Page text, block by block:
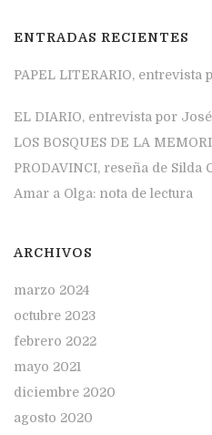
ENTRADAS RECIENTES
PAPEL LITERARIO, entrevista
EL DIARIO, entrevista por
LOS BOSQUES DE LA
PRODAVINCI, reseña de Silda
Amar a Olga: nota de lectura
ARCHIVOS
marzo 2024
octubre 2023
febrero 2022
mayo 2021
diciembre 2020
agosto 2020